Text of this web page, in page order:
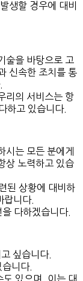
생할 경우에 대비
술을 바탕으로 고
신속한 조치를 통
리의 서비스는 항
하고 있습니다.
시는 모든 분에게
상 노력하고 있습
된 상황에 대비하
랍니다.
다하겠습니다.
싶습니다.
니다.
있으며, 이는 대